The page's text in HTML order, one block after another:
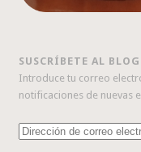
SUSCRÍBETE AL
Introduce tu correo
notificaciones de nuevas
Dirección